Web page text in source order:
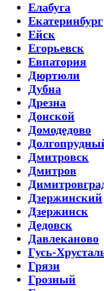
Елабуга
Екатеринбург
Ейск
Егорьевск
Евпатория
Дюртюли
Дубна
Дрезна
Донской
Домодедово
Дмитровск
Дмитров
Дзержинский
Дзержинск
Дедовск
Давлеканово
Гусь-
Грязи
Грозный